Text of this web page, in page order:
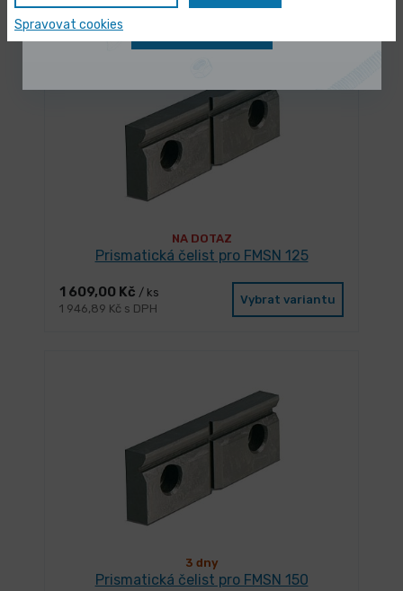
NA DOTAZ
Prismatická čelist pro FMSN 125
1 609,00 Kč / ks
1 946,89 Kč s DPH
Vybrat variantu
3 dny
Prismatická čelist pro FMSN 150
Spravovat cookies